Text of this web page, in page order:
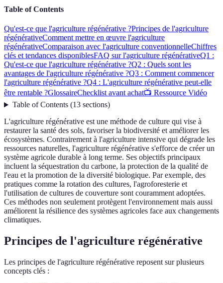
Table of Contents
Qu'est-ce que l'agriculture régénérative ?Principes de l'agriculture
régénérativeComment mettre en œuvre l'agriculture
régénérativeComparaison avec l'agriculture conventionnelleChiffres
clés et tendances disponiblesFAQ sur l'agriculture régénérativeQ1 :
Qu'est-ce que l'agriculture régénérative ?Q2 : Quels sont les
avantages de l'agriculture régénérative ?Q3 : Comment commencer
l'agriculture régénérative ?Q4 : L'agriculture régénérative peut-elle
être rentable ?GlossaireChecklist avant achat📺 Ressource Vidéo
Table of Contents(13 sections)
L'agriculture régénérative est une méthode de culture qui vise à
restaurer la santé des sols, favoriser la biodiversité et améliorer les
écosystèmes. Contrairement à l'agriculture intensive qui dégrade les
ressources naturelles, l'agriculture régénérative s'efforce de créer un
système agricole durable à long terme. Ses objectifs principaux
incluent la séquestration du carbone, la protection de la qualité de
l'eau et la promotion de la diversité biologique. Par exemple, des
pratiques comme la rotation des cultures, l'agroforesterie et
l'utilisation de cultures de couverture sont couramment adoptées.
Ces méthodes non seulement protègent l'environnement mais aussi
améliorent la résilience des systèmes agricoles face aux changements
climatiques.
Principes de l'agriculture régénérative
Les principes de l'agriculture régénérative reposent sur plusieurs
concepts clés :